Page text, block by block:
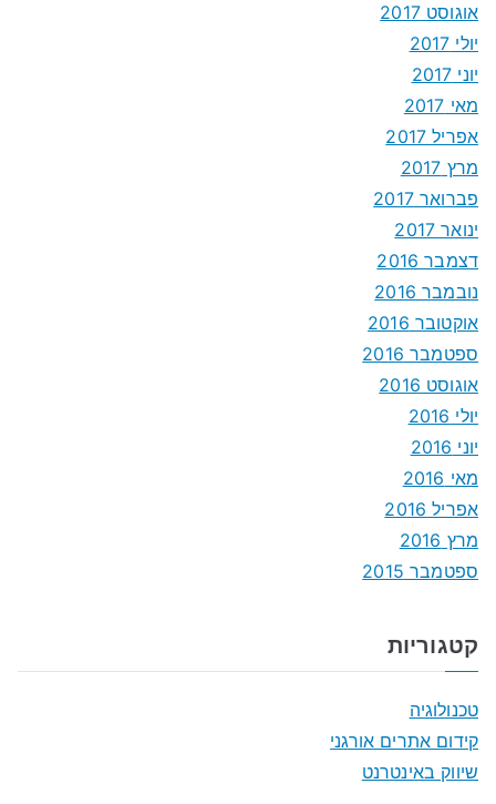
אוגוסט 2017
יולי 2017
יוני 2017
מאי 2017
אפריל 2017
מרץ 2017
פברואר 2017
ינואר 2017
דצמבר 2016
נובמבר 2016
אוקטובר 2016
ספטמבר 2016
אוגוסט 2016
יולי 2016
יוני 2016
מאי 2016
אפריל 2016
מרץ 2016
ספטמבר 2015
קטגוריות
טכנולוגיה
קידום אתרים אורגני
שיווק באינטרנט